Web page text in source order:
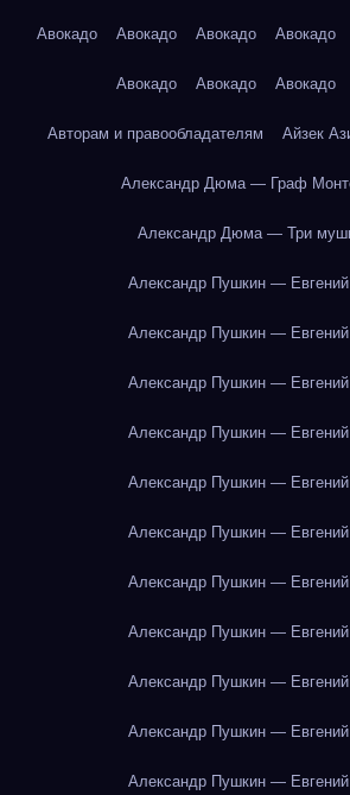
Авокадо Авокадо Авокадо Авокадо
Авокадо Авокадо Авокадо
Авторам и правообладателям Айзек
Александр Дюма — Граф
Александр Дюма — Три
Александр Пушкин — Евгений
Александр Пушкин — Евгений
Александр Пушкин — Евгений
Александр Пушкин — Евгений
Александр Пушкин — Евгений
Александр Пушкин — Евгений
Александр Пушкин — Евгений
Александр Пушкин — Евгений
Александр Пушкин — Евгений
Александр Пушкин — Евгений
Александр Пушкин — Евгений